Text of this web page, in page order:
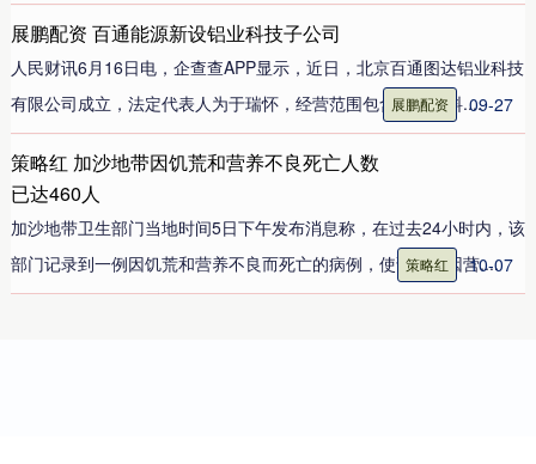
展鹏配资 百通能源新设铝业科技子公司
人民财讯6月16日电，企查查APP显示，近日，北京百通图达铝业科技
有限公司成立，法定代表人为于瑞怀，经营范围包含：新材料....09-27
展鹏配资
策略红 加沙地带因饥荒和营养不良死亡人数
已达460人
加沙地带卫生部门当地时间5日下午发布消息称，在过去24小时内，该
部门记录到一例因饥荒和营养不良而死亡的病例，使该地带因营....
10-07
策略红